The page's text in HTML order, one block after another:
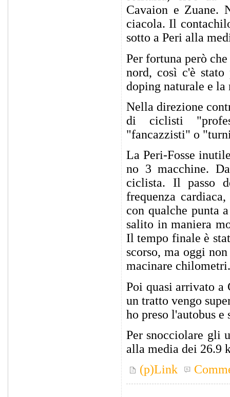
Cavaion e Zuane.
ciacola. Il
sotto a Peri alla
Per fortuna però
nord, così c'è
doping naturale e
Nella direzione
di ciclisti
"fancazzisti" o
La Peri-Fosse
no 3 macchine.
ciclista. Il passo
frequenza
con qualche punta
salito in maniera
Il tempo finale è
scorso, ma oggi
macinare chilometri.
Poi quasi arrivato a
un tratto vengo
ho preso l'autobus
Per snocciolare gli
alla media dei 26.9
(p)Link